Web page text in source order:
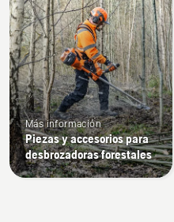
Más información
Piezas y accesorios para
desbrozadoras forestales